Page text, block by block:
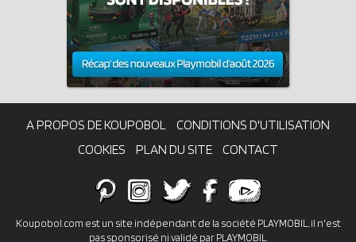
A PROPOS DE KOUPOBOL
CONDITIONS D'UTILISATION
COOKIES
PLAN DU SITE CONTACT
Koupobol.com est un site indépendant de la société PLAYMOBIL, il n'est
pas sponsorisé ni validé par PLAYMOBIL.